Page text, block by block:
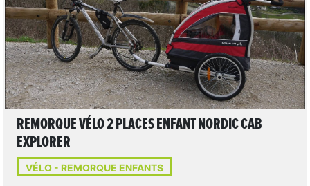
LIRE L'ARTICLE
REMORQUE VÉLO 2 PLACES ENFANT NORDIC CAB
EXPLORER
VÉLO - REMORQUE ENFANTS